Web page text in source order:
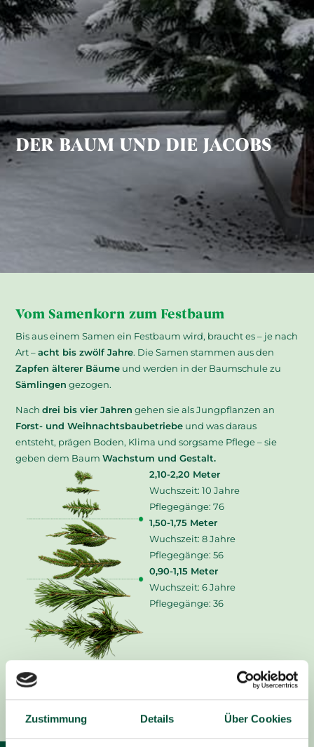
Zustimmung Details Über Cookies
DER BAUM UND DIE JACOBS
Vom Samenkorn zum Festbaum
Bis aus einem Samen ein Festbaum wird, braucht es – je nach
Art –acht bis zwölf Jahre. Die Samen stammen aus den
Zapfen älterer Bäume und werden in der Baumschule zu
Sämlingen gezogen.
Nachdrei bis vier Jahren gehen sie als Jungpflanzen an
Forst- und Weihnachtsbaubetriebe und was daraus
entsteht, prägen Boden, Klima und sorgsame Pflege – sie
geben dem BaumWachstum und Gestalt.
2,10-2,20 Meter
Wuchszeit: 10 Jahre
Pflegegänge: 76
1,50-1,75 Meter
Wuchszeit: 8 Jahre
Pflegegänge: 56
0,90-1,15 Meter
Wuchszeit: 6 Jahre
Pflegegänge: 36